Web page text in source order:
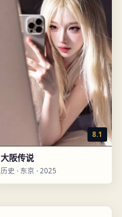
8.1
大阪传说
历史 · 东京 · 2025